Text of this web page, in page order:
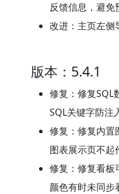
反馈信息，避免
改进：主页左侧
版本：5.4.1
修复：修复SQL
SQL关键字防注
修复：修复内
图表展示页不起
修复：修复看板
颜色有时未同步